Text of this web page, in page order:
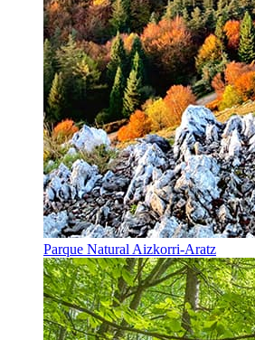
Parque Natural Aizkorri-Aratz